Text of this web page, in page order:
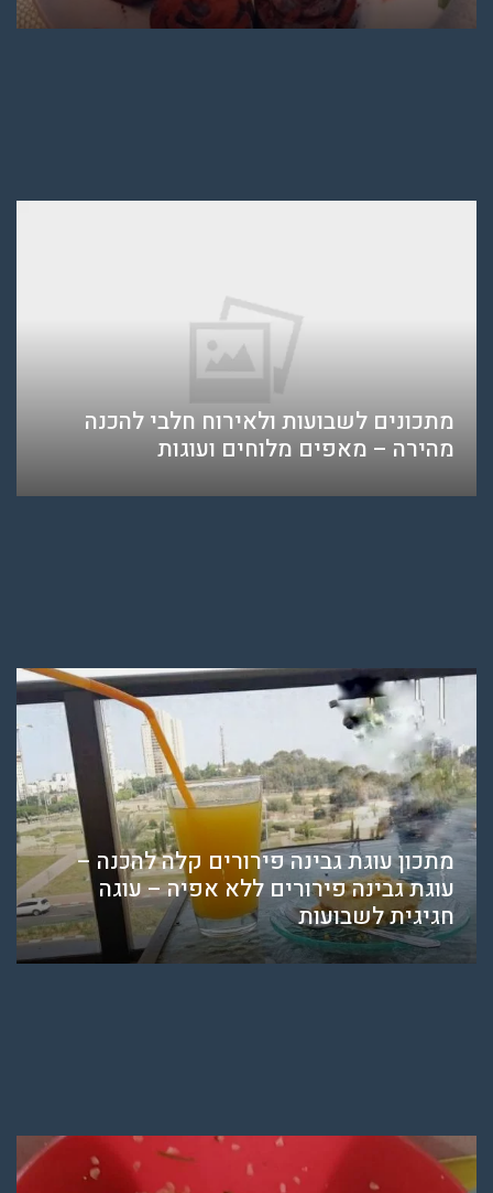
מתכונים לשבועות ולאירוח חלבי להכנה
מהירה – מאפים מלוחים ועוגות
מתכון עוגת גבינה פירורים קלה להכנה –
עוגת גבינה פירורים ללא אפיה – עוגה
חגיגית לשבועות